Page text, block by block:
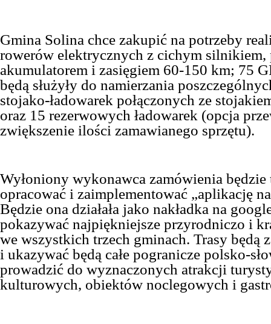
Gmina Solina chce zakupić na potrzeby
rowerów elektrycznych z cichym silnikiem,
akumulatorem i zasięgiem 60-150 km; 75
będą służyły do namierzania
stojako-ładowarek połączonych ze
oraz 15 rezerwowych ładowarek (opcja
zwiększenie ilości zamawianego sprzętu).
Wyłoniony wykonawca zamówienia będzie
opracować i zaimplementować „aplikację
Będzie ona działała jako nakładka na
pokazywać najpiękniejsze przyrodniczo i
we wszystkich trzech gminach. Trasy będą
i ukazywać będą całe pogranicze polsko-
prowadzić do wyznaczonych atrakcji
kulturowych, obiektów noclegowych i